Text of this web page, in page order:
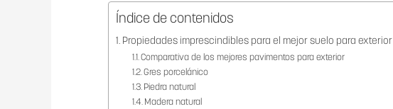
Índice de contenidos
Propiedades imprescindibles para el mejor suelo para exterior
Comparativa de los mejores pavimentos para exterior
Gres porcelánico
Piedra natural
Madera natural